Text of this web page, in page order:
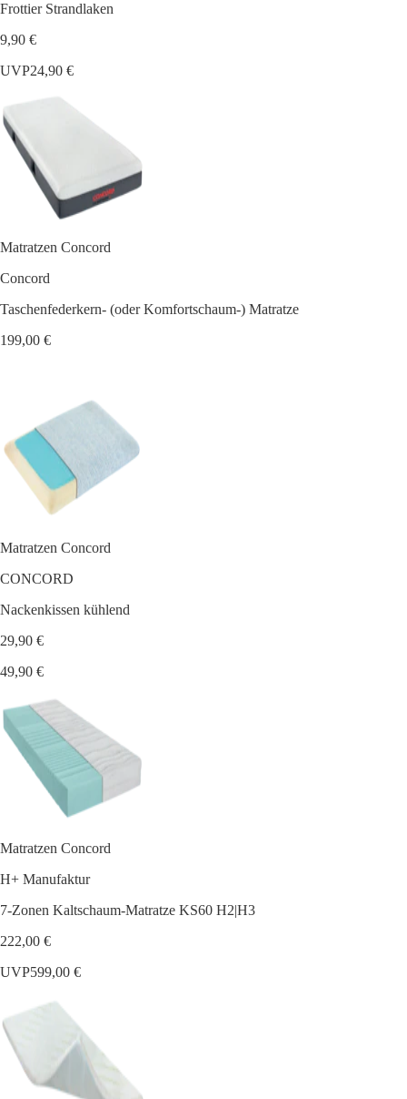
Frottier Strandlaken
9,90 €
UVP24,90 €
Matratzen Concord
Concord
Taschenfederkern- (oder Komfortschaum-) Matratze
199,00 €
Matratzen Concord
CONCORD
Nackenkissen kühlend
29,90 €
49,90 €
Matratzen Concord
H+ Manufaktur
7-Zonen Kaltschaum-Matratze KS60 H2|H3
222,00 €
UVP599,00 €